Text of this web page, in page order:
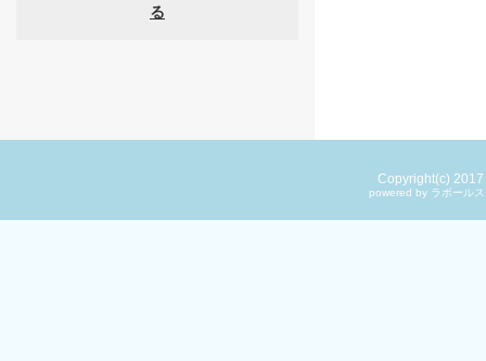
Copyright(c) 2017
powered by ラポール